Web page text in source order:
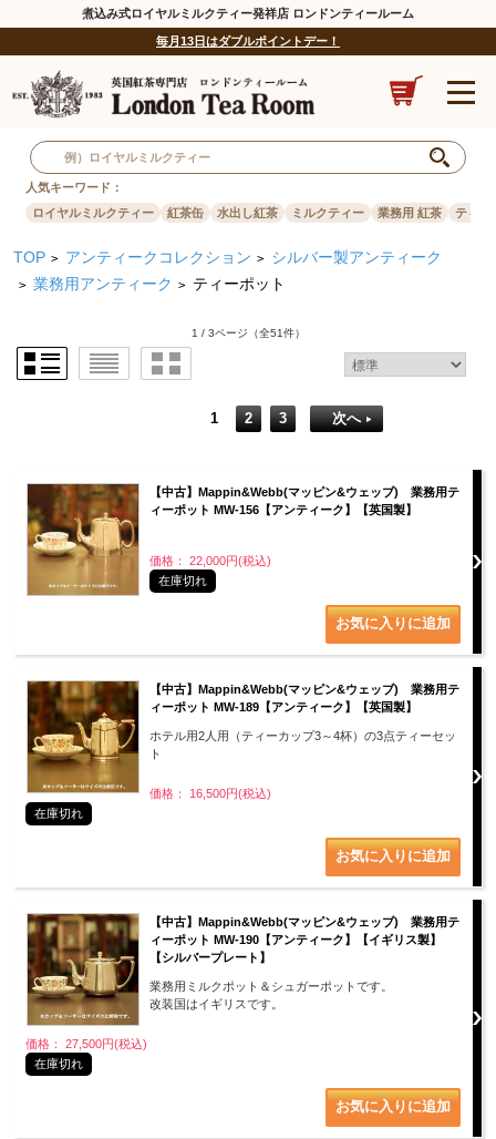
煮込み式ロイヤルミルクティー発祥店 ロンドンティールーム
毎月13日はダブルポイントデー！
人気キーワード：
ロイヤルミルクティー
紅茶缶 水出し紅茶 ミルクティー 業務用 紅茶 ティー
TOP > アンティークコレクション > シルバー製アンティーク
> 業務用アンティーク > ティーポット
1 / 3ページ （全51件）
1 2 3 次へ
【中古】Mappin&Webb(マッピン&ウェッブ) 業務用テ
ィーポット MW-156【アンティーク】【英国製】
価格： 22,000円(税込)
在庫切れ
【中古】Mappin&Webb(マッピン&ウェッブ) 業務用テ
ィーポット MW-189【アンティーク】【英国製】
ホテル用2人用（ティーカップ3～4杯）の3点ティーセッ
ト
価格： 16,500円(税込)
在庫切れ
【中古】Mappin&Webb(マッピン&ウェッブ) 業務用テ
ィーポット MW-190【アンティーク】【イギリス製】
【シルバープレート】
業務用ミルクポット＆シュガーポットです。
改装国はイギリスです。
価格： 27,500円(税込)
在庫切れ